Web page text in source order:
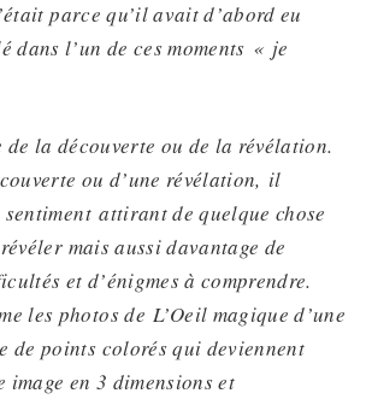
parce qu’il avait d’abord eu
dans l’un de ces moments « je
de la découverte ou de la révélation.
ou d’une révélation, il
sentiment attirant de quelque chose
mais aussi davantage de
et d’énigmesà comprendre.
les photos deL’Oeil magique d’une
de points colorés qui deviennent
image en 3 dimensions et